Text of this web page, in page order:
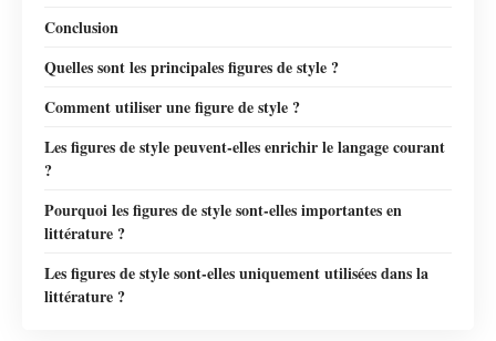
Conclusion
Quelles sont les principales figures de style ?
Comment utiliser une figure de style ?
Les figures de style peuvent-elles enrichir le langage courant
?
Pourquoi les figures de style sont-elles importantes en
littérature ?
Les figures de style sont-elles uniquement utilisées dans la
littérature ?